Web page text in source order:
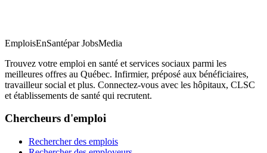
EmploisEnSantépar JobsMedia
Trouvez votre emploi en santé et services sociaux parmi les
meilleures offres au Québec. Infirmier, préposé aux bénéficiaires,
travailleur social et plus. Connectez-vous avec les hôpitaux, CLSC
et établissements de santé qui recrutent.
Chercheurs d'emploi
Rechercher des emplois